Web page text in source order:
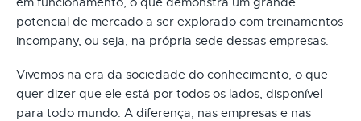
potencial de mercado a ser explorado com treinamentos
incompany, ou seja, na própria sede dessas empresas.
Vivemos na era da sociedade do conhecimento, o que
quer dizer que ele está por todos os lados, disponível
para todo mundo. A diferença, nas empresas e nas